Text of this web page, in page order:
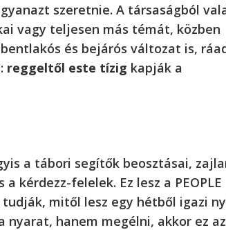
szeretnie. A társaságból
vagy teljesen más témát, közben
és bejárós változat is,
reggeltől este tízig kapják a
a tábori segítők beosztásai,
kérdezz-felelek. Ez lesz a PEOPLE
mitől lesz egy hétből igazi
hanem megélni, akkor ez